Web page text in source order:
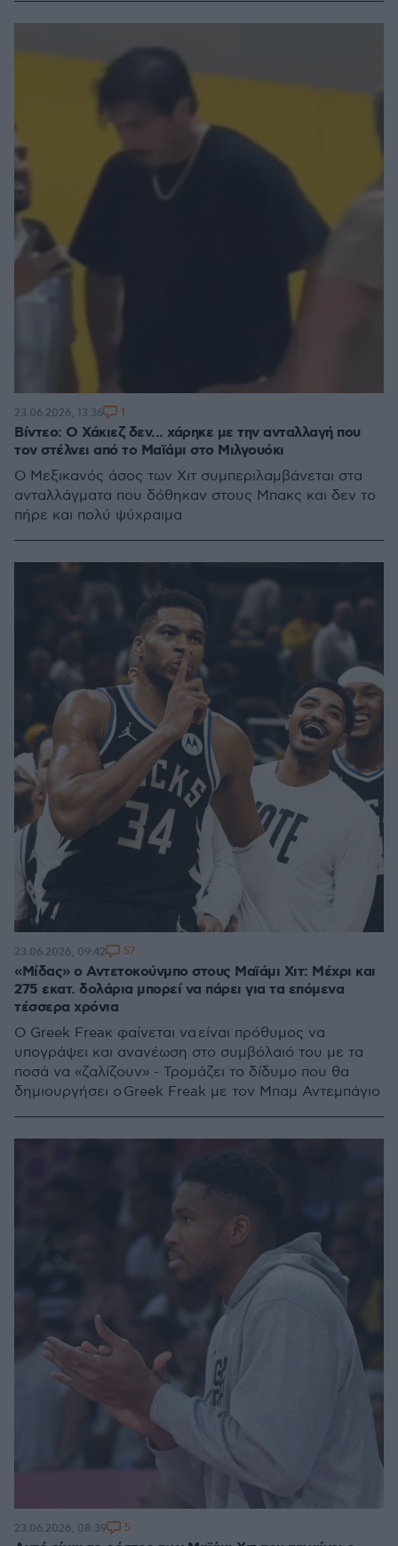
Βίντεο: Ο Χάκιεζ δεν... χάρηκε με την ανταλλαγή που
τον στέλνει από το Μαϊάμι στο Μιλγουόκι
Ο Μεξικανός άσος των Χιτ συμπεριλαμβάνεται στα
ανταλλάγματα που δόθηκαν στους Μπακς και δεν το
πήρε και πολύ ψύχραιμα
23.06.2026, 13:36 1
«Μίδας» ο Αντετοκούνμπο στους Μαϊάμι Χιτ: Μέχρι και
275 εκατ. δολάρια μπορεί να πάρει για τα επόμενα
τέσσερα χρόνια
Ο Greek Freaκ φαίνεται να είναι πρόθυμος να
υπογράψει και ανανέωση στο συμβόλαιό του με τα
ποσά να «ζαλίζουν» - Τρομάζει το δίδυμο που θα
δημιουργήσει ο Greek Freak με τον Μπαμ Αντεμπάγιο
23.06.2026, 09:42 57
23.06.2026, 08:39 5